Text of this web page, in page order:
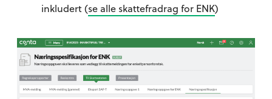
inkludert (se alle skattefradrag for ENK)